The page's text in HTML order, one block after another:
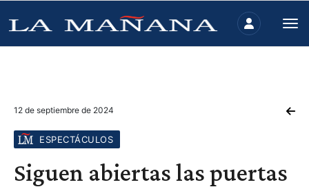
12 de septiembre de 2024
ESPECTÁCULOS
Siguen abiertas las puertas